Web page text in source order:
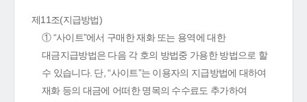
제11조(지급방법)
① “사이트”에서 구매한 재화 또는 용역에 대한
대금지급방법은 다음 각 호의 방법중 가용한 방법으로 할
수 있습니다. 단, “사이트”는 이용자의 지급방법에 대하여
재화 등의 대금에 어떠한 명목의 수수료도 추가하여